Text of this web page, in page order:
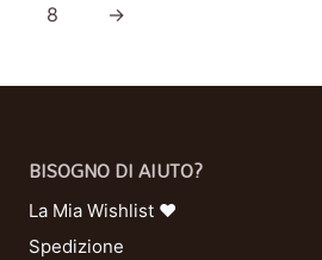
8
→
BISOGNO DI AIUTO?
La Mia Wishlist ❤
Spedizione